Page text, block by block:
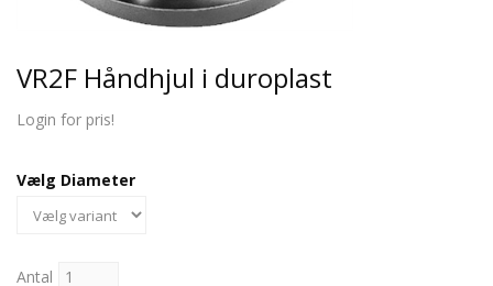
VR2F Håndhjul i duroplast
Login for pris!
Vælg Diameter
Antal